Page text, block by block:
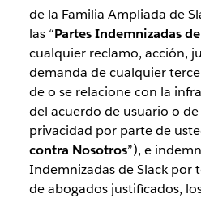
de la Familia Ampliada de
las “Partes Indemnizadas
cualquier reclamo, acción,
demanda de cualquier
de o se relacione con la
del acuerdo de usuario o
privacidad por parte de
contra Nosotros”), e
Indemnizadas de Slack por
de abogados justificados,